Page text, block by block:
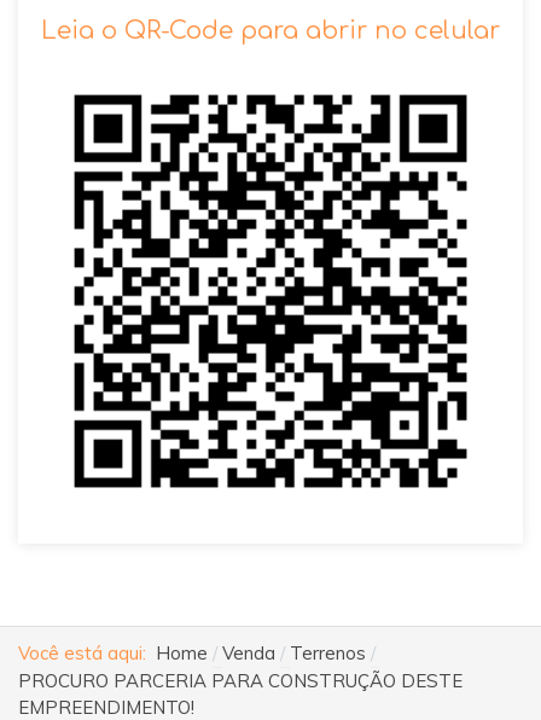
Leia o QR-Code para abrir no celular
Você está aqui: Home Venda
Terrenos
PROCURO PARCERIA PARA CONSTRUÇÃO DESTE
EMPREENDIMENTO!